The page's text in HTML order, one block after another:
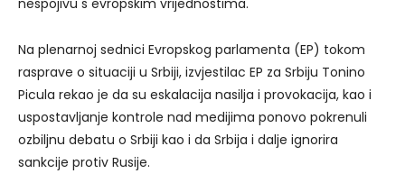
nespojivu s evropskim vrijednostima.
Na plenarnoj sednici Evropskog parlamenta (EP) tokom
rasprave o situaciji u Srbiji, izvjestilac EP za Srbiju Tonino
Picula rekao je da su eskalacija nasilja i provokacija, kao i
uspostavljanje kontrole nad medijima ponovo pokrenuli
ozbiljnu debatu o Srbiji kao i da Srbija i dalje ignorira
sankcije protiv Rusije.